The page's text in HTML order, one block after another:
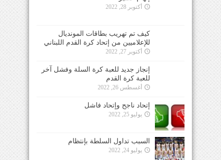
أكتوبر 28, 2022
كيف تم تهريب بطاقات المونديال
للإعلاميين من إتحاد كرة القدم اللبناني
أكتوبر 27, 2022
إنجاز جديد للعبة كرة السلة وفشل آخر
للعبة كرة القدم
أغسطس 26, 2022
إتحاد ناجح وإتحاد فاشل
يوليو 25, 2022
السبب تداول السلطة بإنتظام
يوليو 24, 2022